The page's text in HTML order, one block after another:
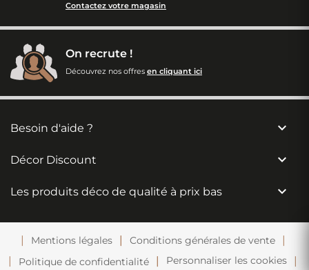
Contactez votre magasin
On recrute !
Découvrez nos offres en cliquant ici
Besoin d'aide ? 
Décor Discount 
Les produits déco de qualité à prix bas 
Mentions légales
Conditions générales de vente
Politique de confidentialité
Personnaliser les cookies